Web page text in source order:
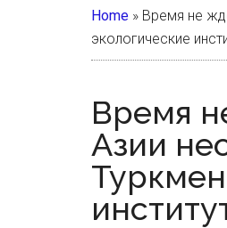
Home » Время не
экологические
Время
Азии